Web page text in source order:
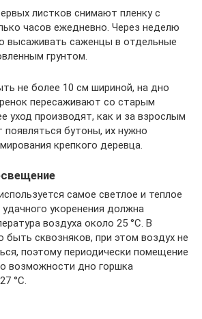
листков снимают пленку с
часов ежедневно. Через неделю
высаживать саженцы в отдельные
грунтом.
не более 10 см шириной, на дно
пересаживают со старым
уход производят, как и за взрослым
появляться бутоны, их нужно
крепкого деревца.
самое светлое и теплое
укоренения должна
воздуха около 25 °С. В
быть сквозняков, при этом воздух не
поэтому периодически помещение
возможности дно горшка
°С.